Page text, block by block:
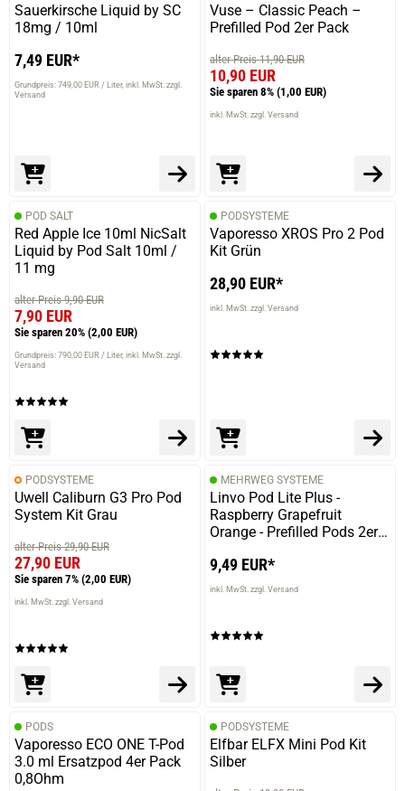
Sauerkirsche Liquid by SC
18mg / 10ml
7,49 EUR*
Grundpreis: 749,00 EUR / Liter inkl. MwSt. zzgl.
Versand
Vuse – Classic Peach –
Prefilled Pod 2er Pack
alter Preis 11,90 EUR
10,90 EUR
Sie sparen 8% (1,00 EUR)
inkl. MwSt. zzgl. Versand
POD SALT
Red Apple Ice 10ml NicSalt
Liquid by Pod Salt 10ml /
11 mg
alter Preis 9,90 EUR
7,90 EUR
Sie sparen 20% (2,00 EUR)
Grundpreis: 790,00 EUR / Liter inkl. MwSt. zzgl.
Versand
PODSYSTEME
Vaporesso XROS Pro 2 Pod
Kit Grün
28,90 EUR*
inkl. MwSt. zzgl. Versand
PODSYSTEME
Uwell Caliburn G3 Pro Pod
System Kit Grau
alter Preis 29,90 EUR
27,90 EUR
Sie sparen 7% (2,00 EUR)
inkl. MwSt. zzgl. Versand
MEHRWEG SYSTEME
Linvo Pod Lite Plus -
Raspberry Grapefruit
Orange - Prefilled Pods 2er
9,49 EUR*
inkl. MwSt. zzgl. Versand
PODS
Vaporesso ECO ONE T-Pod
3.0 ml Ersatzpod 4er Pack
0,8Ohm
PODSYSTEME
Elfbar ELFX Mini Pod Kit
Silber